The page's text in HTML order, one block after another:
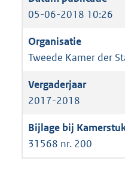
05-06-2018 10:26
Tweede Kamer der
2017-2018
31568 nr. 200